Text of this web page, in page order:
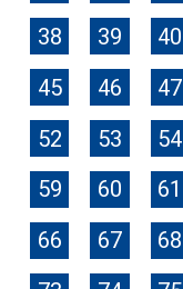
38
39 40
45
46 47
52
53 54
59
60 61
66
67 68